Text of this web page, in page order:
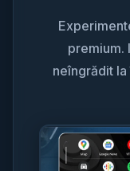
premium.
neîngrădit